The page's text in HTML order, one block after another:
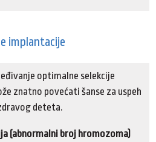
implantacije
optimalne selekcije
znatno povećati šanse za uspeh
deteta.
(abnormalni broj hromozoma)